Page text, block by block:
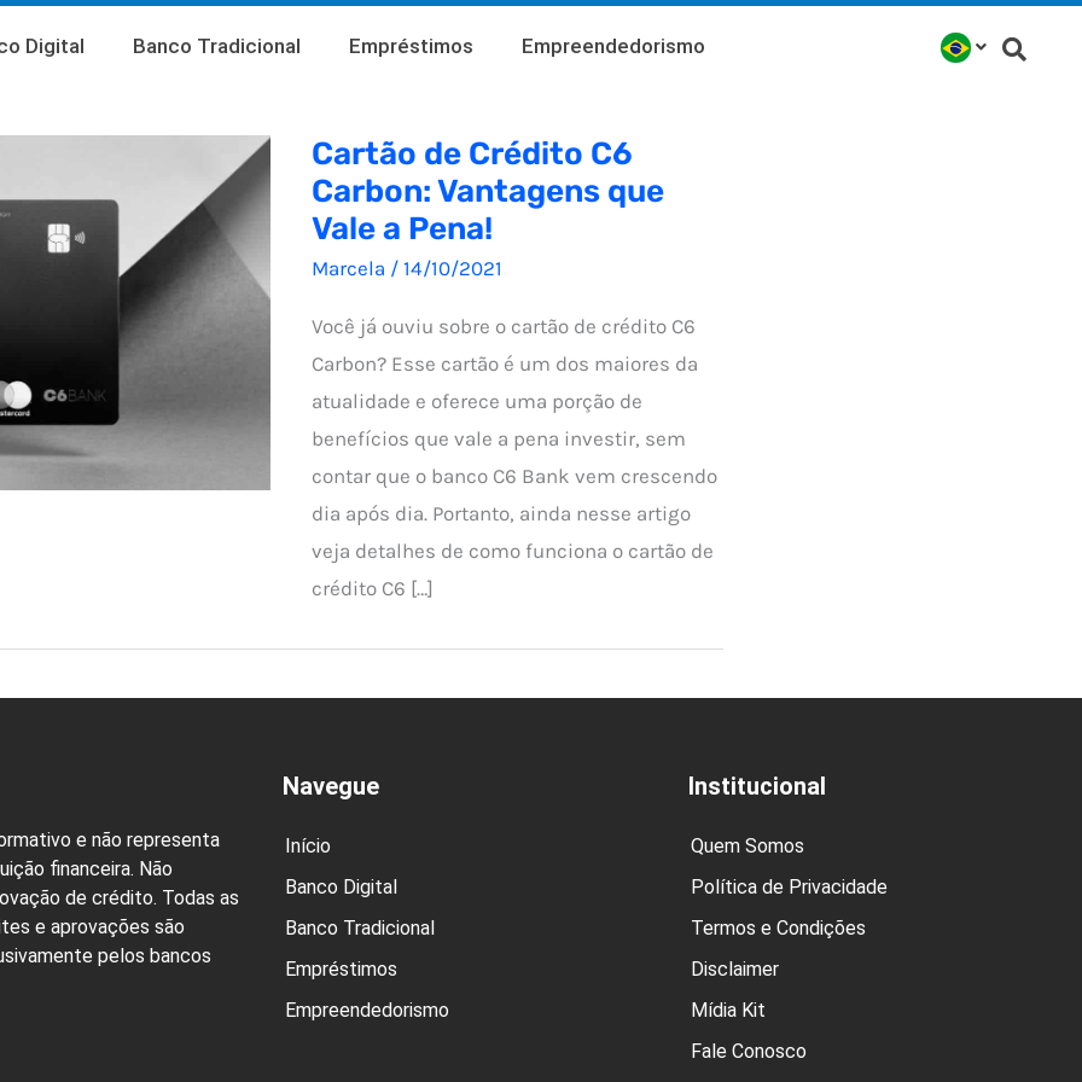
Digital Banco Tradicional Empréstimos Empreendedorismo
Cartão de Crédito C6
Carbon: Vantagens que
Vale a Pena!
Marcela / 14/10/2021
Você já ouviu sobre o cartão de crédito C6
Carbon? Esse cartão é um dos maiores da
atualidade e oferece uma porção de
benefícios que vale a pena investir, sem
contar que o banco C6 Bank vem crescendo
dia após dia. Portanto, ainda nesse artigo
veja detalhes de como funciona o cartão de
crédito C6 […]
e não representa
financeira. Não
de crédito. Todas as
e aprovações são
pelos bancos
Navegue
Início
Banco Digital
Banco Tradicional
Empréstimos
Empreendedorismo
Institucional
Quem Somos
Política de Privacidade
Termos e Condições
Disclaimer
Mídia Kit
Fale Conosco